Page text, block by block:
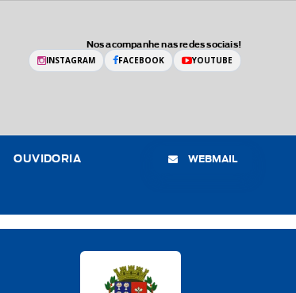
Nos acompanhe nas redes sociais!
INSTAGRAM FACEBOOK YOUTUBE
OUVIDORIA WEBMAIL